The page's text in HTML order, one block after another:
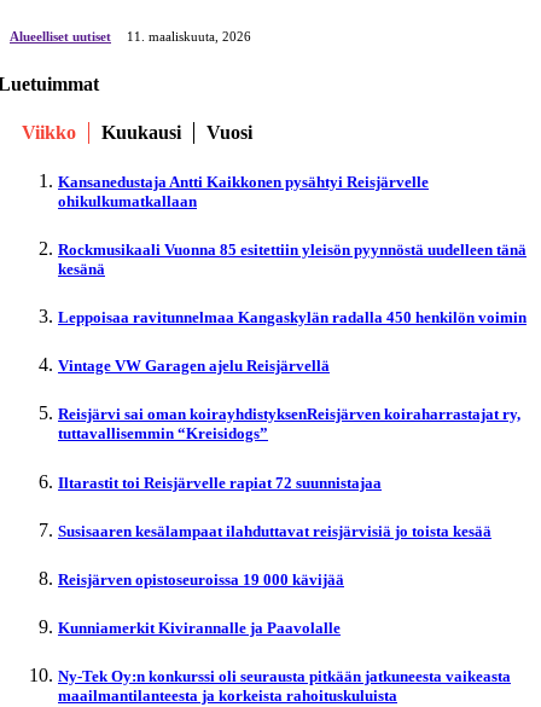
Alueelliset uutiset 11. maaliskuuta, 2026
Viikko Kuukausi Vuosi
Kansanedustaja Antti Kaikkonen pysähtyi Reisjärvelle
ohikulkumatkallaan
Rockmusikaali Vuonna 85 esitettiin yleisön pyynnöstä uudelleen tänä
kesänä
Leppoisaa ravitunnelmaa Kangaskylän radalla 450 henkilön voimin
Vintage VW Garagen ajelu Reisjärvellä
Reisjärvi sai oman koirayhdistyksenReisjärven koiraharrastajat ry,
tuttavallisemmin “Kreisidogs”
Iltarastit toi Reisjärvelle rapiat 72 suunnistajaa
Susisaaren kesälampaat ilahduttavat reisjärvisiä jo toista kesää
Reisjärven opistoseuroissa 19 000 kävijää
Kunniamerkit Kivirannalle ja Paavolalle
Ny-Tek Oy:n konkurssi oli seurausta pitkään jatkuneesta vaikeasta
maailmantilanteesta ja korkeista rahoituskuluista